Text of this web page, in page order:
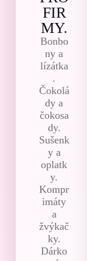
FIR
MY.
Bonbo
ny a
lízátka
.
Čokolá
dy a
čokosa
dy.
Sušenk
y a
oplatk
y.
Kompr
imáty
a
žvýkač
ky.
Dárko